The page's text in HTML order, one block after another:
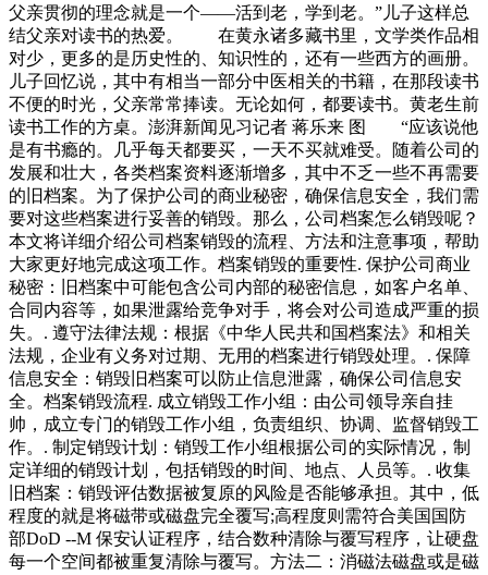
父亲贯彻的理念就是一个——活到老，学到老。”儿子这样总
结父亲对读书的热爱。 在黄永诸多藏书里，文学类作品相
对少，更多的是历史性的、知识性的，还有一些西方的画册。
儿子回忆说，其中有相当一部分中医相关的书籍，在那段读书
不便的时光，父亲常常捧读。无论如何，都要读书。黄老生前
读书工作的方桌。澎湃新闻见习记者 蒋乐来 图 “应该说他
是有书瘾的。几乎每天都要买，一天不买就难受。随着公司的
发展和壮大，各类档案资料逐渐增多，其中不乏一些不再需要
的旧档案。为了保护公司的商业秘密，确保信息安全，我们需
要对这些档案进行妥善的销毁。那么，公司档案怎么销毁呢？
本文将详细介绍公司档案销毁的流程、方法和注意事项，帮助
大家更好地完成这项工作。档案销毁的重要性. 保护公司商业
秘密：旧档案中可能包含公司内部的秘密信息，如客户名单、
合同内容等，如果泄露给竞争对手，将会对公司造成严重的损
失。. 遵守法律法规：根据《中华人民共和国档案法》和相关
法规，企业有义务对过期、无用的档案进行销毁处理。. 保障
信息安全：销毁旧档案可以防止信息泄露，确保公司信息安
全。档案销毁流程. 成立销毁工作小组：由公司领导亲自挂
帅，成立专门的销毁工作小组，负责组织、协调、监督销毁工
作。. 制定销毁计划：销毁工作小组根据公司的实际情况，制
定详细的销毁计划，包括销毁的时间、地点、人员等。. 收集
旧档案：销毁评估数据被复原的风险是否能够承担。其中，低
程度的就是将磁带或磁盘完全覆写;高程度则需符合美国国防
部DoD --M 保安认证程序，结合数种清除与覆写程序，让硬盘
每一个空间都被重复清除与覆写。方法二：消磁法磁盘或是磁